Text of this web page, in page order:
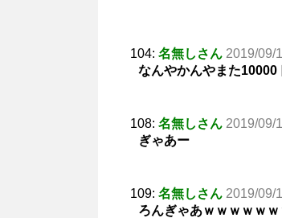
104: 名無しさん 2019/09/
なんやかんやまた10000
108: 名無しさん 2019/09/
ぎゃあー
109: 名無しさん 2019/09/
ろんぎゃあｗｗｗｗｗ